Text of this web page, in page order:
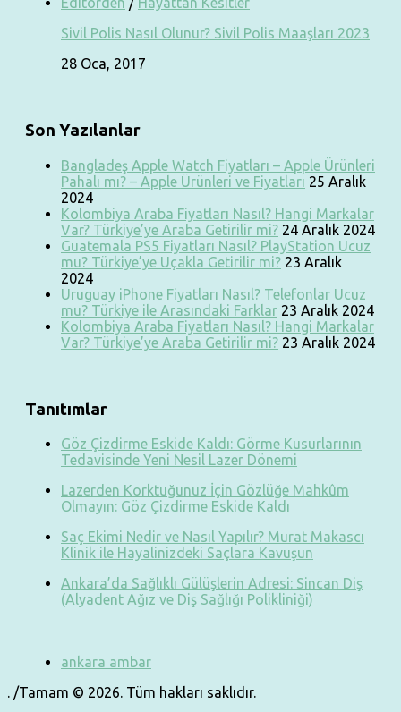
Sivil Polis Nasıl Olunur? Sivil Polis Maaşları 2023
28 Oca, 2017
Son Yazılanlar
Bangladeş Apple Watch Fiyatları – Apple Ürünleri
Pahalı mı? – Apple Ürünleri ve Fiyatları 25 Aralık
2024
Kolombiya Araba Fiyatları Nasıl? Hangi Markalar
Var? Türkiye’ye Araba Getirilir mi? 24 Aralık 2024
Guatemala PS5 Fiyatları Nasıl? PlayStation Ucuz
mu? Türkiye’ye Uçakla Getirilir mi? 23 Aralık
2024
Uruguay iPhone Fiyatları Nasıl? Telefonlar Ucuz
mu? Türkiye ile Arasındaki Farklar 23 Aralık 2024
Kolombiya Araba Fiyatları Nasıl? Hangi Markalar
Var? Türkiye’ye Araba Getirilir mi? 23 Aralık 2024
Tanıtımlar
Göz Çizdirme Eskide Kaldı: Görme Kusurlarının
Tedavisinde Yeni Nesil Lazer Dönemi
Lazerden Korktuğunuz İçin Gözlüğe Mahkûm
Olmayın: Göz Çizdirme Eskide Kaldı
Saç Ekimi Nedir ve Nasıl Yapılır? Murat Makascı
Klinik ile Hayalinizdeki Saçlara Kavuşun
Ankara’da Sağlıklı Gülüşlerin Adresi: Sincan Diş
(Alyadent Ağız ve Diş Sağlığı Polikliniği)
ankara ambar
. /Tamam © 2026. Tüm hakları saklıdır.